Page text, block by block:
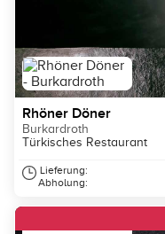
Rhöner Döner
Burkardroth
Türkisches Restaurant
Lieferung:
Abholung: